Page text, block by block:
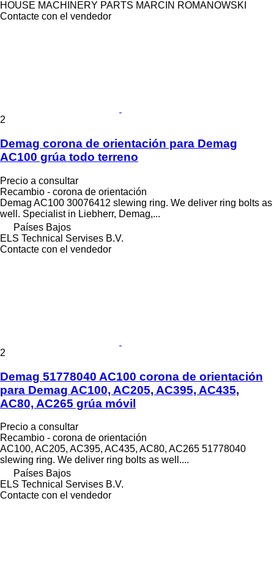
HOUSE MACHINERY PARTS MARCIN ROMANOWSKI
Contacte con el vendedor
2
Demag corona de orientación para Demag
AC100 grúa todo terreno
Precio a consultar
Recambio - corona de orientación
Demag AC100 30076412 slewing ring. We deliver ring bolts as
well. Specialist in Liebherr, Demag,...
Países Bajos
ELS Technical Servises B.V.
Contacte con el vendedor
2
Demag 51778040 AC100 corona de orientación
para Demag AC100, AC205, AC395, AC435,
AC80, AC265 grúa móvil
Precio a consultar
Recambio - corona de orientación
AC100, AC205, AC395, AC435, AC80, AC265 51778040
slewing ring. We deliver ring bolts as well....
Países Bajos
ELS Technical Servises B.V.
Contacte con el vendedor